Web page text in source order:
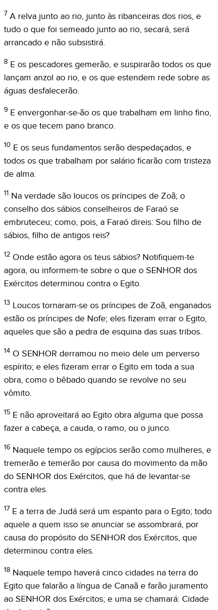
7 A relva junto ao rio, junto às ribanceiras dos rios, e
tudo o que foi semeado junto ao rio, secará, será
arrancado e não subsistirá.
8 E os pescadores gemerão, e suspirarão todos os que
lançam anzol ao rio, e os que estendem rede sobre as
águas desfalecerão.
9 E envergonhar-se-ão os que trabalham em linho fino,
e os que tecem pano branco.
10 E os seus fundamentos serão despedaçados, e
todos os que trabalham por salário ficarão com tristeza
de alma.
11 Na verdade são loucos os príncipes de Zoã; o
conselho dos sábios conselheiros de Faraó se
embruteceu; como, pois, a Faraó direis: Sou filho de
sábios, filho de antigos reis?
12 Onde estão agora os teus sábios? Notifiquem-te
agora, ou informem-te sobre o que o SENHOR dos
Exércitos determinou contra o Egito.
13 Loucos tornaram-se os príncipes de Zoã, enganados
estão os príncipes de Nofe; eles fizeram errar o Egito,
aqueles que são a pedra de esquina das suas tribos.
14 O SENHOR derramou no meio dele um perverso
espírito; e eles fizeram errar o Egito em toda a sua
obra, como o bêbado quando se revolve no seu
vômito.
15 E não aproveitará ao Egito obra alguma que possa
fazer a cabeça, a cauda, o ramo, ou o junco.
16 Naquele tempo os egípcios serão como mulheres, e
tremerão e temerão por causa do movimento da mão
do SENHOR dos Exércitos, que há de levantar-se
contra eles.
17 E a terra de Judá será um espanto para o Egito; todo
aquele a quem isso se anunciar se assombrará, por
causa do propósito do SENHOR dos Exércitos, que
determinou contra eles.
18 Naquele tempo haverá cinco cidades na terra do
Egito que falarão a língua de Canaã e farão juramento
ao SENHOR dos Exércitos; e uma se chamará: Cidade